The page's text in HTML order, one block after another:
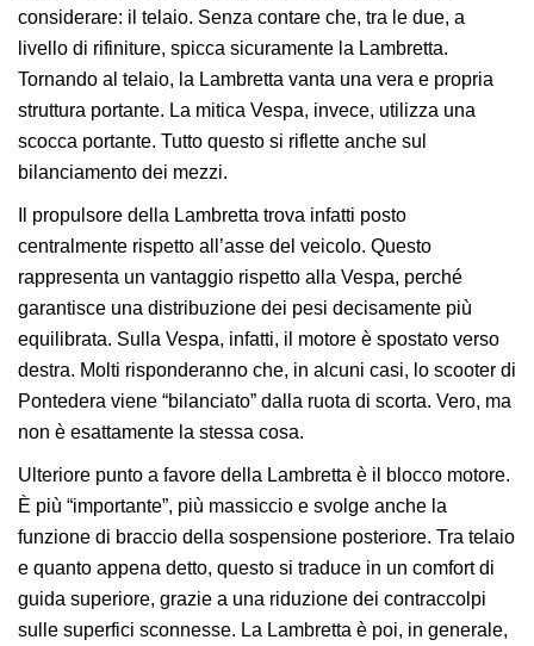
considerare: il telaio. Senza contare che, tra le due, a
livello di rifiniture, spicca sicuramente la Lambretta.
Tornando al telaio, la Lambretta vanta una vera e propria
struttura portante. La mitica Vespa, invece, utilizza una
scocca portante. Tutto questo si riflette anche sul
bilanciamento dei mezzi.
Il propulsore della Lambretta trova infatti posto
centralmente rispetto all’asse del veicolo. Questo
rappresenta un vantaggio rispetto alla Vespa, perché
garantisce una distribuzione dei pesi decisamente più
equilibrata. Sulla Vespa, infatti, il motore è spostato verso
destra. Molti risponderanno che, in alcuni casi, lo scooter di
Pontedera viene “bilanciato” dalla ruota di scorta. Vero, ma
non è esattamente la stessa cosa.
Ulteriore punto a favore della Lambretta è il blocco motore.
È più “importante”, più massiccio e svolge anche la
funzione di braccio della sospensione posteriore. Tra telaio
e quanto appena detto, questo si traduce in un comfort di
guida superiore, grazie a una riduzione dei contraccolpi
sulle superfici sconnesse. La Lambretta è poi, in generale,